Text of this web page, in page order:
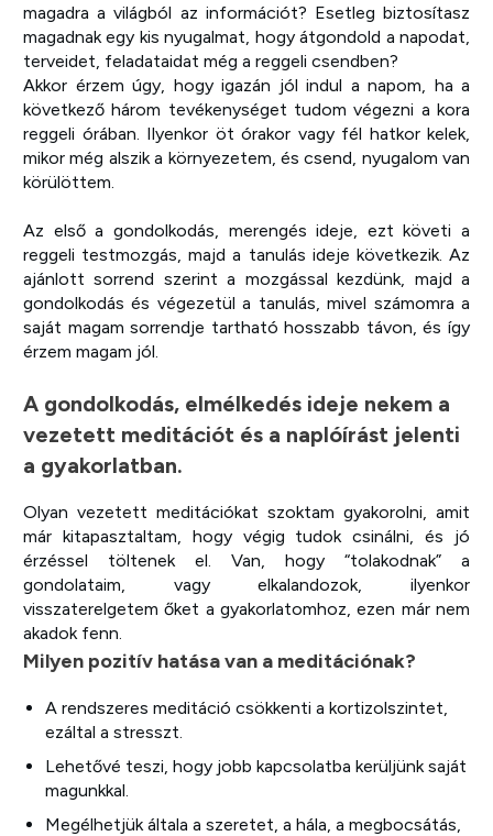
magadra a világból az információt? Esetleg biztosítasz
magadnak egy kis nyugalmat, hogy átgondold a napodat,
terveidet, feladataidat még a reggeli csendben?
Akkor érzem úgy, hogy igazán jól indul a napom, ha a
következő három tevékenységet tudom végezni a kora
reggeli órában. Ilyenkor öt órakor vagy fél hatkor kelek,
mikor még alszik a környezetem, és csend, nyugalom van
körülöttem.
Az első a gondolkodás, merengés ideje, ezt követi a
reggeli testmozgás, majd a tanulás ideje következik. Az
ajánlott sorrend szerint a mozgással kezdünk, majd a
gondolkodás és végezetül a tanulás, mivel számomra a
saját magam sorrendje tartható hosszabb távon, és így
érzem magam jól.
A gondolkodás, elmélkedés ideje nekem a
vezetett meditációt és a naplóírást jelenti
a gyakorlatban.
Olyan vezetett meditációkat szoktam gyakorolni, amit
már kitapasztaltam, hogy végig tudok csinálni, és jó
érzéssel töltenek el. Van, hogy “tolakodnak” a
gondolataim, vagy elkalandozok, ilyenkor
visszaterelgetem őket a gyakorlatomhoz, ezen már nem
akadok fenn.
Milyen pozitív hatása van a meditációnak?
A rendszeres meditáció csökkenti a kortizolszintet,
ezáltal a stresszt.
Lehetővé teszi, hogy jobb kapcsolatba kerüljünk saját
magunkkal.
Megélhetjük általa a szeretet, a hála, a megbocsátás,